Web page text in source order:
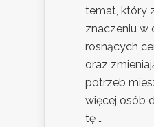
temat, który
znaczeniu w
rosnących
oraz
potrzeb
więcej osób
tę …